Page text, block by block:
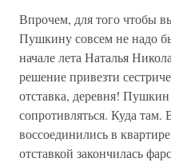
Впрочем, для того чтобы
Пушкину совсем не надо
начале лета Наталья
решение привезти
отставка, деревня!
сопротивляться. Куда там.
воссоединились в
отставкой закончилась